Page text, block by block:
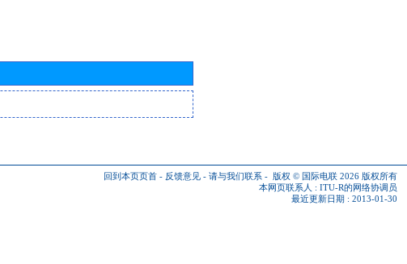
回到本页页首 - 反馈意见 - 请与我们联系 - 版权 © 国际电联 2026 版权所有
本网页联系人 : ITU-R的网络协调员
最近更新日期 : 2013-01-30